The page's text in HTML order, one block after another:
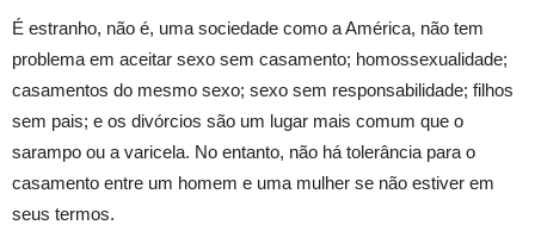
É estranho, não é, uma sociedade como a América, não tem
problema em aceitar sexo sem casamento; homossexualidade;
casamentos do mesmo sexo; sexo sem responsabilidade; filhos
sem pais; e os divórcios são um lugar mais comum que o
sarampo ou a varicela. No entanto, não há tolerância para o
casamento entre um homem e uma mulher se não estiver em
seus termos.